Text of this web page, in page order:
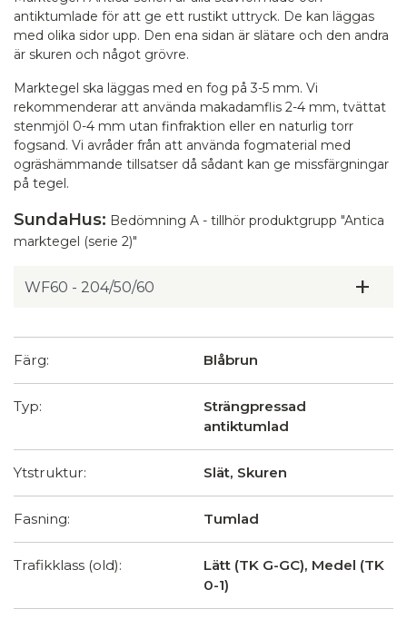
antiktumlade för att ge ett rustikt uttryck. De kan läggas
med olika sidor upp. Den ena sidan är slätare och den andra
är skuren och något grövre.
Marktegel ska läggas med en fog på 3-5 mm. Vi
rekommenderar att använda makadamflis 2-4 mm, tvättat
stenmjöl 0-4 mm utan finfraktion eller en naturlig torr
fogsand. Vi avråder från att använda fogmaterial med
ogräshämmande tillsatser då sådant kan ge missfärgningar
på tegel.
SundaHus: Bedömning A - tillhör produktgrupp "Antica
marktegel (serie 2)"
Färg: Blåbrun
Typ:
Strängpressad
antiktumlad
Ytstruktur: Slät, Skuren
Fasning: Tumlad
Trafikklass (old):
Lätt (TK G-GC), Medel (TK
0-1)